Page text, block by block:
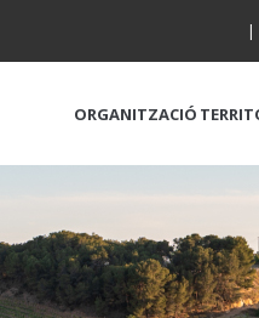
|
ORGANITZACIÓ